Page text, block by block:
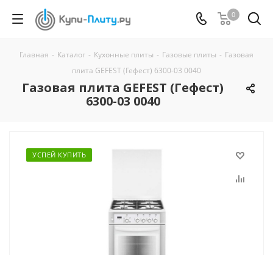
0
Главная - Каталог - Кухонные плиты - Газовые плиты - Газовая
плита GEFEST (Гефест) 6300-03 0040
Газовая плита GEFEST (Гефест)
6300-03 0040
УСПЕЙ КУПИТЬ